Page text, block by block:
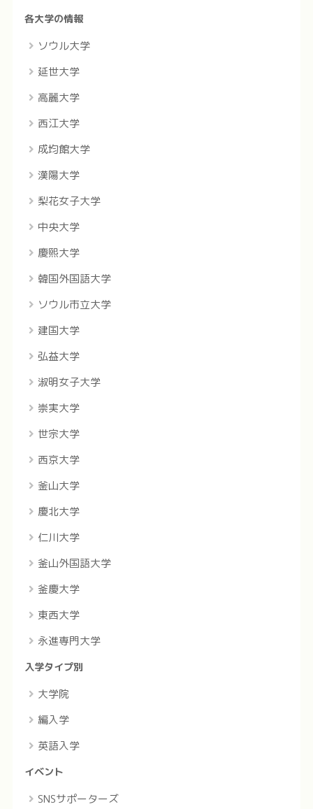
各大学の情報
ソウル大学
延世大学
高麗大学
西江大学
成均館大学
漢陽大学
梨花女子大学
中央大学
慶煕大学
韓国外国語大学
ソウル市立大学
建国大学
弘益大学
淑明女子大学
崇実大学
世宗大学
西京大学
釜山大学
慶北大学
仁川大学
釜山外国語大学
釜慶大学
東西大学
永進専門大学
入学タイプ別
大学院
編入学
英語入学
イベント
SNSサポーターズ